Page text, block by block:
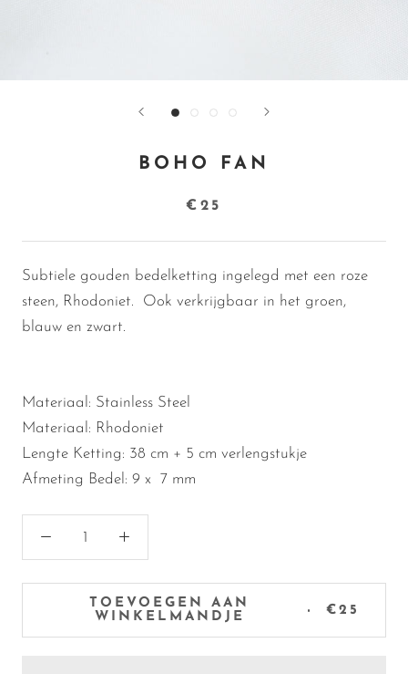
BOHO FAN
€25
Subtiele gouden bedelketting ingelegd met een roze
steen, Rhodoniet. Ook verkrijgbaar in het groen,
blauw en zwart.
Materiaal: Stainless Steel
Materiaal: Rhodoniet
Lengte Ketting: 38 cm + 5 cm verlengstukje
Afmeting Bedel: 9 x 7 mm
TOEVOEGEN AAN
WINKELMANDJE
€25